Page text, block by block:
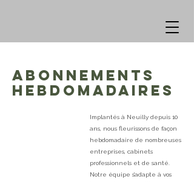
ABONNEMENTS
HEBDOMADAIRES
Implantés à Neuilly depuis 10
ans, nous fleurissons de façon
hebdomadaire de nombreuses
entreprises, cabinets
professionnels et de santé.
Notre équipe s’adapte à vos